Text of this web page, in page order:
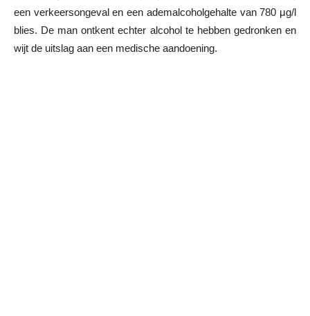
een verkeersongeval en een ademalcoholgehalte van 780 μg/l
blies. De man ontkent echter alcohol te hebben gedronken en
wijt de uitslag aan een medische aandoening.